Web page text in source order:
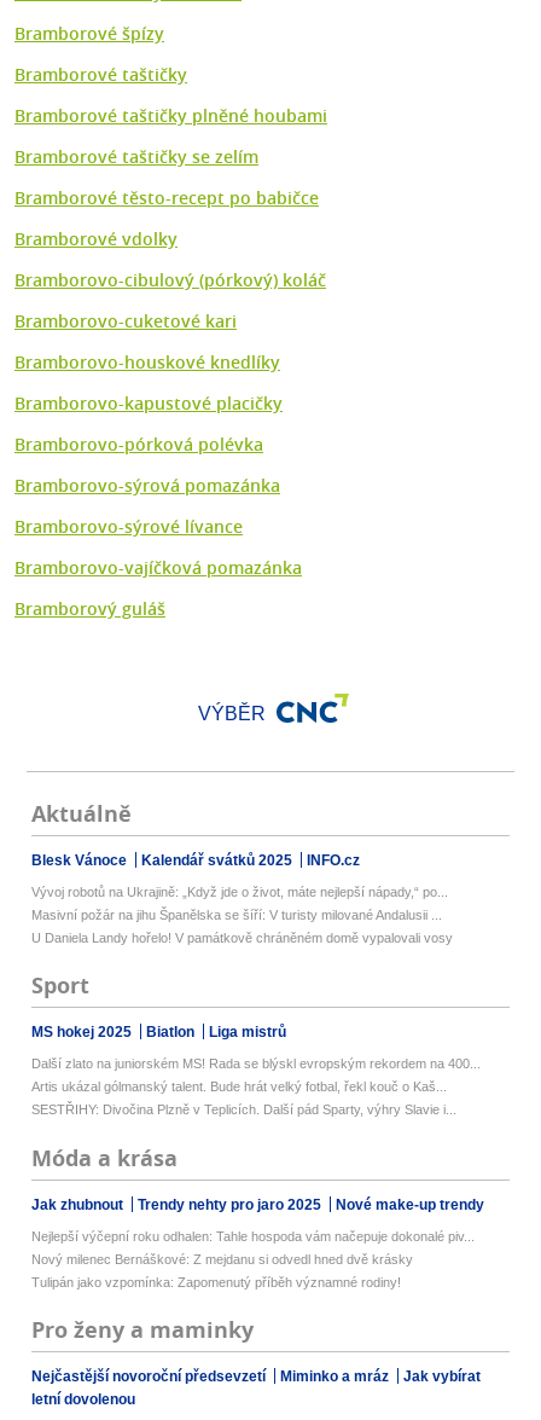
Bramborové špízy
Bramborové taštičky
Bramborové taštičky plněné houbami
Bramborové taštičky se zelím
Bramborové těsto-recept po babičce
Bramborové vdolky
Bramborovo-cibulový (pórkový) koláč
Bramborovo-cuketové kari
Bramborovo-houskové knedlíky
Bramborovo-kapustové placičky
Bramborovo-pórková polévka
Bramborovo-sýrová pomazánka
Bramborovo-sýrové lívance
Bramborovo-vajíčková pomazánka
Bramborový guláš
VÝBĚR
Aktuálně
Blesk Vánoce Kalendář svátků 2025 INFO.cz
Vývoj robotů na Ukrajině: „Když jde o život, máte nejlepší nápady,“ po...
Masivní požár na jihu Španělska se šíří: V turisty milované Andalusii ...
U Daniela Landy hořelo! V památkově chráněném domě vypalovali vosy
Sport
MS hokej 2025 Biatlon Liga mistrů
Další zlato na juniorském MS! Rada se blýskl evropským rekordem na 400...
Artis ukázal gólmanský talent. Bude hrát velký fotbal, řekl kouč o Kaš...
SESTŘIHY: Divočina Plzně v Teplicích. Další pád Sparty, výhry Slavie i...
Móda a krása
Jak zhubnout Trendy nehty pro jaro 2025 Nové make-up trendy
Nejlepší výčepní roku odhalen: Tahle hospoda vám načepuje dokonalé piv...
Nový milenec Bernáškové: Z mejdanu si odvedl hned dvě krásky
Tulipán jako vzpomínka: Zapomenutý příběh významné rodiny!
Pro ženy a maminky
Nejčastější novoroční předsevzetí Miminko a mráz
Jak vybírat
letní dovolenou